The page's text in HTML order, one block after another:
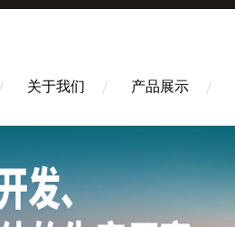
关于我们 产品展示